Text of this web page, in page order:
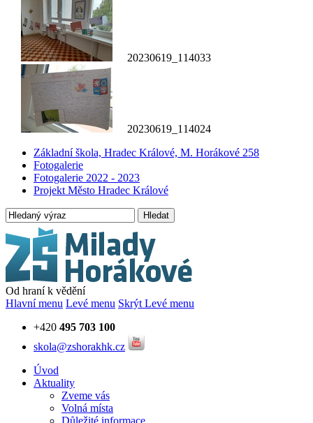
20230619_114033
20230619_114024
Základní škola, Hradec Králové, M. Horákové 258
Fotogalerie
Fotogalerie 2022 - 2023
Projekt Město Hradec Králové
Hledat
Od hraní k vědění
Hlavní menu Levé menu Skrýt Levé menu
+420 495 703 100
skola@zshorakhk.cz
Úvod
Aktuality
Zveme vás
Volná místa